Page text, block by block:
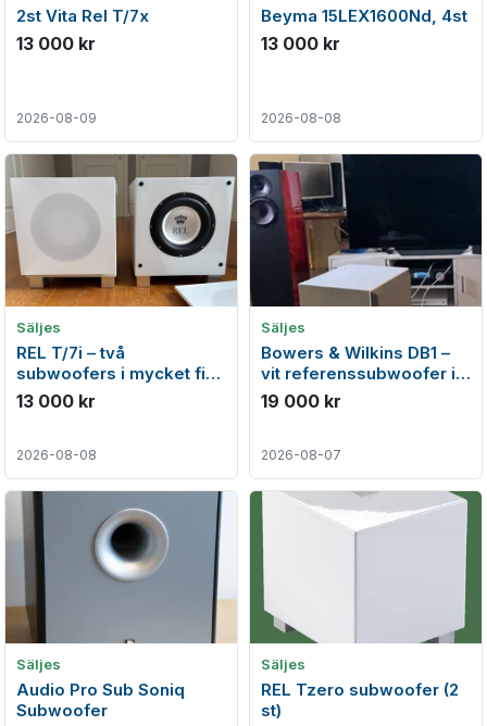
2st Vita Rel T/7x
13 000 kr
2026-08-09
Beyma 15LEX1600Nd, 4st
13 000 kr
2026-08-08
Säljes
REL T/7i – två
subwoofers i mycket fint
skick
13 000 kr
2026-08-08
Säljes
Bowers & Wilkins DB1 –
vit referenssubwoofer i
mycket fint skick
19 000 kr
2026-08-07
Säljes
Audio Pro Sub Soniq
Subwoofer
Säljes
REL Tzero subwoofer (2
st)